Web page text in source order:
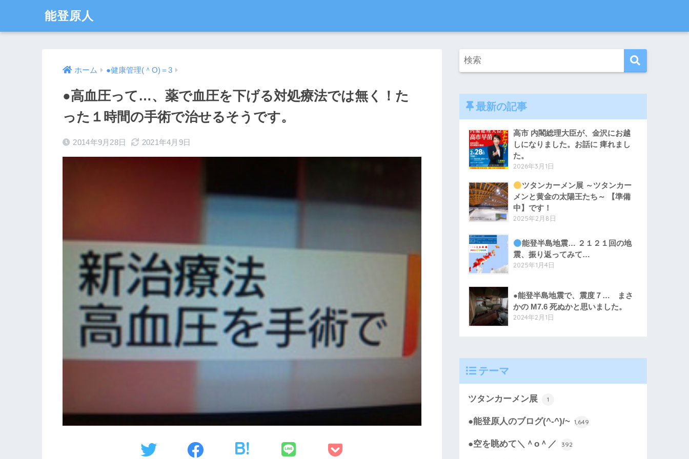
能登原人
ホーム ●健康管理(＾O)＝3
●高血圧って…、薬で血圧を下げる対処療法では無く！た
った１時間の手術で治せるそうです。
2014年9月28日 2021年4月9日
最新の記事
高市 内閣総理大臣が、金沢にお越
しになりました。お話に 痺れまし
た。
2026年3月1日
ツタンカーメン展 ～ツタンカー
メンと黄金の太陽王たち～ 【準備
中】です！
2025年2月8日
能登半島地震… ２１２１回の地
震、振り返ってみて…
2025年1月4日
●能登半島地震で、震度７… まさ
かの M7.6 死ぬかと思いました。
2024年2月1日
テーマ
ツタンカーメン展 1
●能登原人のブログ(^-^)/~ 1,649
●空を眺めて＼＾o＾／ 392